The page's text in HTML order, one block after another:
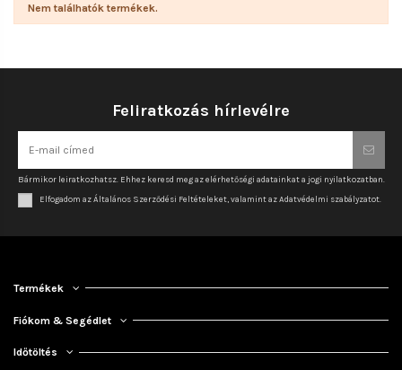
Nem találhatók termékek.
Feliratkozás hírlevélre
Bármikor leiratkozhatsz. Ehhez keresd meg az elérhetőségi adatainkat a jogi nyilatkozatban.
Elfogadom az Általános Szerződési Feltételeket, valamint az Adatvédelmi szabályzatot.
Termékek
Fiókom & Segédlet
Időtöltés